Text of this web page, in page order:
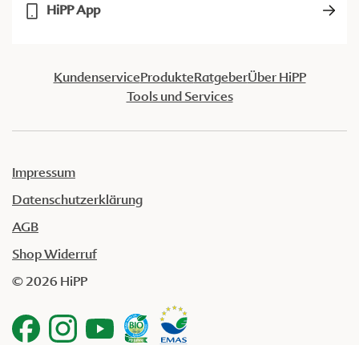
HiPP App
KundenserviceProdukteRatgeberÜber HiPP
Tools und Services
Impressum
Datenschutzerklärung
AGB
Shop Widerruf
© 2026 HiPP